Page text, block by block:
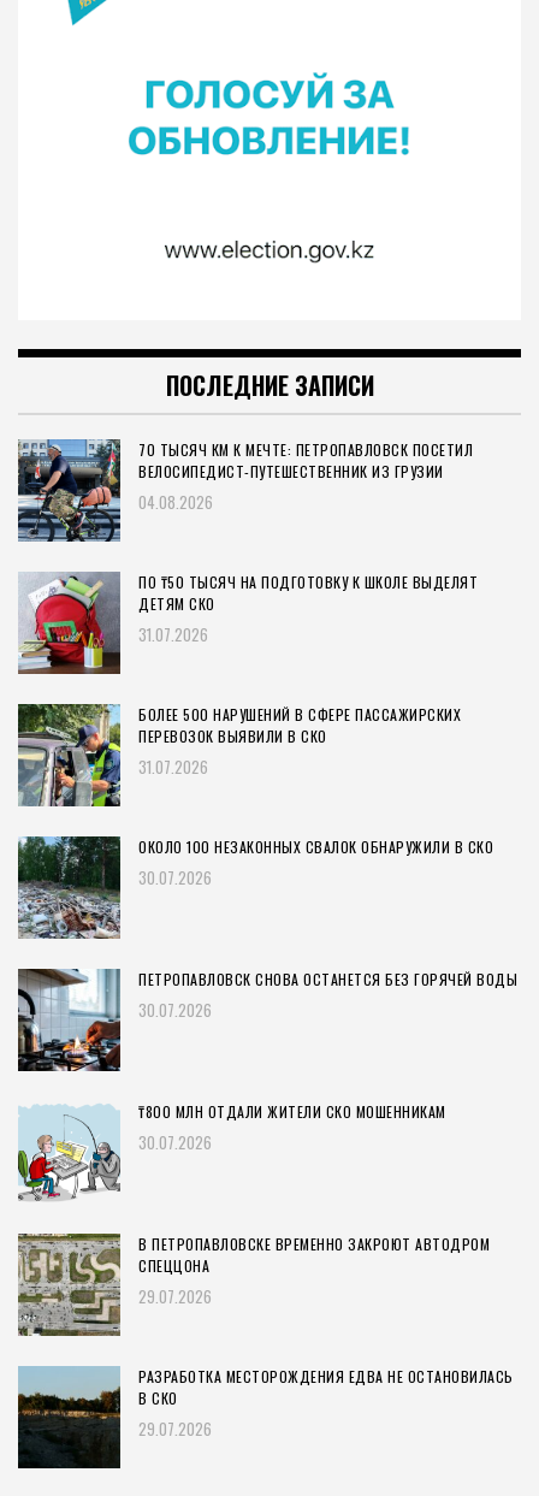
ПОСЛЕДНИЕ ЗАПИСИ
70 ТЫСЯЧ КМ К МЕЧТЕ: ПЕТРОПАВЛОВСК ПОСЕТИЛ
ВЕЛОСИПЕДИСТ-ПУТЕШЕСТВЕННИК ИЗ ГРУЗИИ
04.08.2026
ПО ₸50 ТЫСЯЧ НА ПОДГОТОВКУ К ШКОЛЕ ВЫДЕЛЯТ
ДЕТЯМ СКО
31.07.2026
БОЛЕЕ 500 НАРУШЕНИЙ В СФЕРЕ ПАССАЖИРСКИХ
ПЕРЕВОЗОК ВЫЯВИЛИ В СКО
31.07.2026
ОКОЛО 100 НЕЗАКОННЫХ СВАЛОК ОБНАРУЖИЛИ В СКО
30.07.2026
ПЕТРОПАВЛОВСК СНОВА ОСТАНЕТСЯ БЕЗ ГОРЯЧЕЙ ВОДЫ
30.07.2026
₸800 МЛН ОТДАЛИ ЖИТЕЛИ СКО МОШЕННИКАМ
30.07.2026
В ПЕТРОПАВЛОВСКЕ ВРЕМЕННО ЗАКРОЮТ АВТОДРОМ
СПЕЦЦОНА
29.07.2026
РАЗРАБОТКА МЕСТОРОЖДЕНИЯ ЕДВА НЕ ОСТАНОВИЛАСЬ
В СКО
29.07.2026